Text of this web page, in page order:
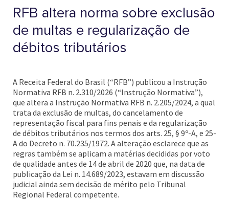
RFB altera norma sobre exclusão
de multas e regularização de
débitos tributários
A Receita Federal do Brasil (“RFB”) publicou a Instrução
Normativa RFB n. 2.310/2026 (“Instrução Normativa”),
que altera a Instrução Normativa RFB n. 2.205/2024, a qual
trata da exclusão de multas, do cancelamento de
representação fiscal para fins penais e da regularização
de débitos tributários nos termos dos arts. 25, § 9º-A, e 25-
A do Decreto n. 70.235/1972. A alteração esclarece que as
regras também se aplicam a matérias decididas por voto
de qualidade antes de 14 de abril de 2020 que, na data de
publicação da Lei n. 14.689/2023, estavam em discussão
judicial ainda sem decisão de mérito pelo Tribunal
Regional Federal competente.